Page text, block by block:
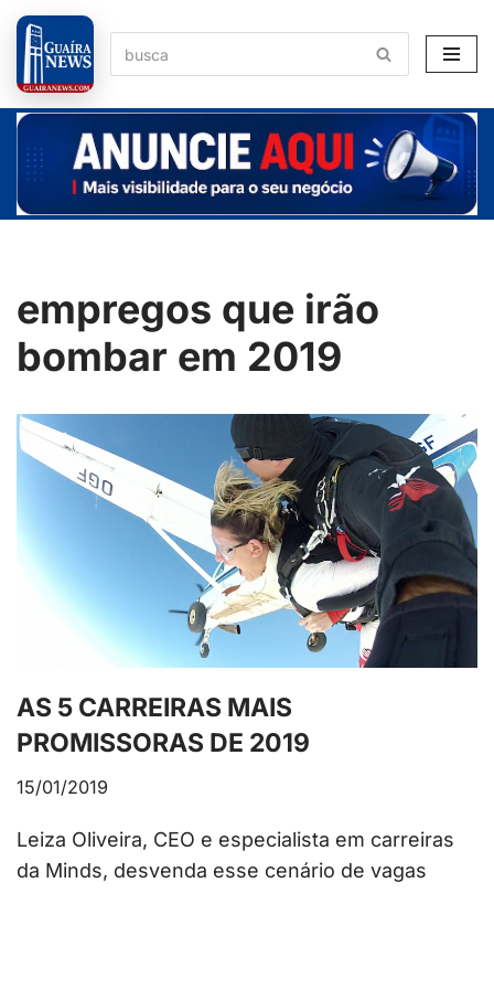
Pular
para
o
conteúdo
empregos que irão
bombar em 2019
AS 5 CARREIRAS MAIS
PROMISSORAS DE 2019
15/01/2019
Leiza Oliveira, CEO e especialista em carreiras
da Minds, desvenda esse cenário de vagas